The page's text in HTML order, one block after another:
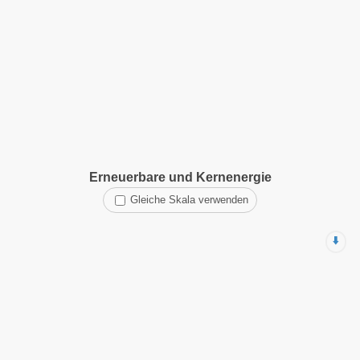
Erneuerbare und Kernenergie
Gleiche Skala verwenden
⬇️